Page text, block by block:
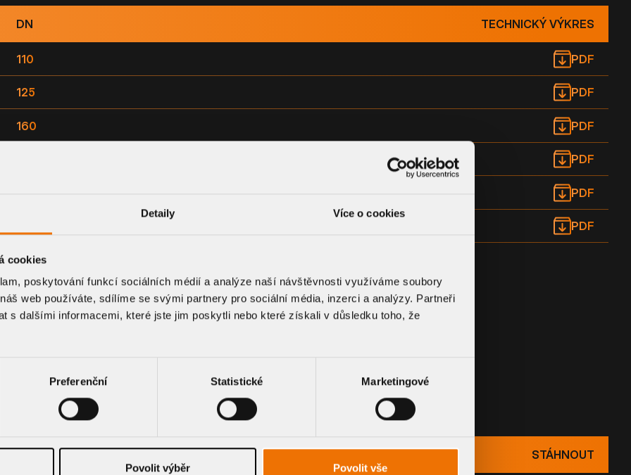
Detaily Více o cookies
cookies
poskytování funkcí sociálních médií a analýze naší návštěvnosti využíváme soubory
web používáte, sdílíme se svými partnery pro sociální média, inzerci a analýzy. Partneři
s dalšími informacemi, které jste jim poskytli nebo které získali v důsledku toho, že
Preferenční Statistické Marketingové
Povolit výběr Povolit vše
DN TECHNICKÝ VÝKRES
110 PDF
125 PDF
160 PDF
PDF
PDF
PDF
A VÝKRESOVÉ DOKUMENTACE
STÁHNOUT